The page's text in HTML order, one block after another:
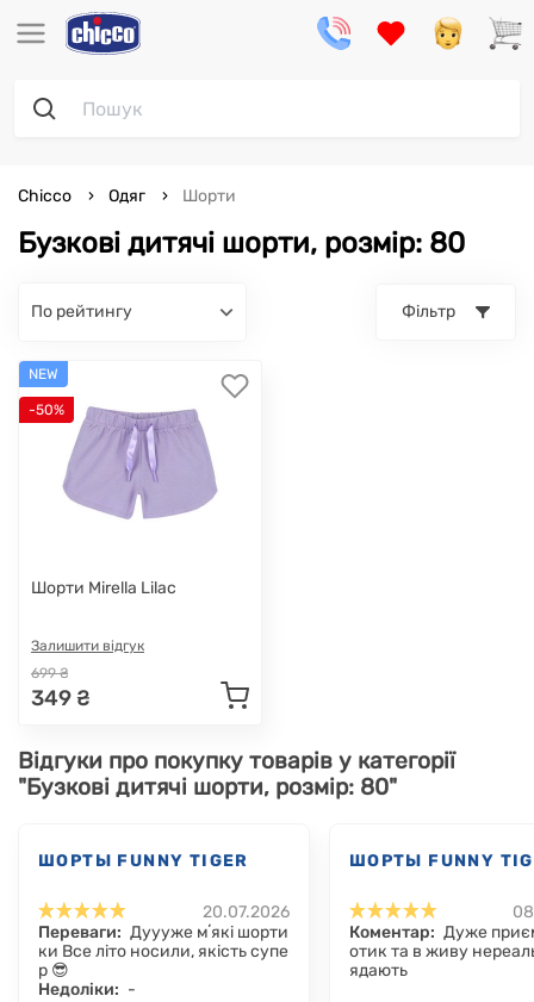
Бузкові дитячі шорти, розмір: 80
Chicco Одяг Шорти
по рейтингу Фільтр
NEW
-50%
Шорти Mirella Lilac
Залишити відгук
699 ₴
349 ₴
Відгуки про покупку товарів у категорії
"Бузкові дитячі шорти, розмір: 80"
ШОРТЫ FUNNY TIGER
20.07.2026
Переваги: Дуууже мʼякі шорти
ки Все літо носили, якість супе
р 😎
Недоліки: -
ШОРТЫ FUNNY
Коментар: Дуже
отик та в живу
ядають